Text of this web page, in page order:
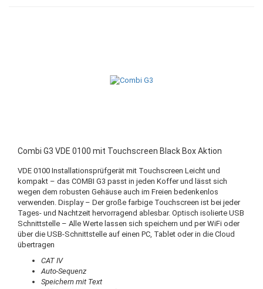
Combi G3 VDE 0100 mit Touchscreen Black Box Aktion
VDE 0100 Installationsprüfgerät mit Touchscreen Leicht und
kompakt – das COMBI G3 passt in jeden Koffer und lässt sich
wegen dem robusten Gehäuse auch im Freien bedenkenlos
verwenden. Display – Der große farbige Touchscreen ist bei jeder
Tages- und Nachtzeit hervorragend ablesbar. Optisch isolierte USB
Schnittstelle – Alle Werte lassen sich speichern und per WiFi oder
über die USB-Schnittstelle auf einen PC, Tablet oder in die Cloud
übertragen
CAT IV
Auto-Sequenz
Speichern mit Text